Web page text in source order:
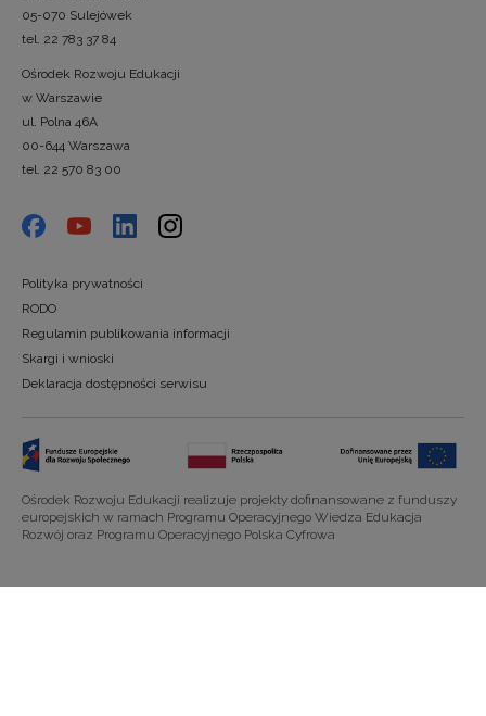
05-070 Sulejówek
tel. 22 783 37 84
Ośrodek Rozwoju Edukacji
w Warszawie
ul. Polna 46A
00-644 Warszawa
tel. 22 570 83 00
Polityka prywatności
RODO
Regulamin publikowania informacji
Skargi i wnioski
Deklaracja dostępności serwisu
Ośrodek Rozwoju Edukacji realizuje projekty dofinansowane z funduszy
europejskich w ramach Programu Operacyjnego Wiedza Edukacja
Rozwój oraz Programu Operacyjnego Polska Cyfrowa